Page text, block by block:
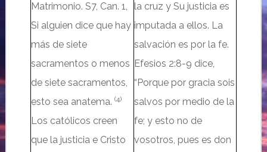
Matrimonio. S7, Can. 1,
Si alguien dice que hay
más de siete
sacramentos o menos
de siete sacramentos,
esto sea anatema. (4)
Los católicos creen
que la justicia e Cristo
la cruz y Su justicia es
imputada a ellos. La
salvación es por la fe.
Efesios 2:8-9 dice,
“Porque por gracia sois
salvos por medio de la
fe; y esto no de
vosotros, pues es don